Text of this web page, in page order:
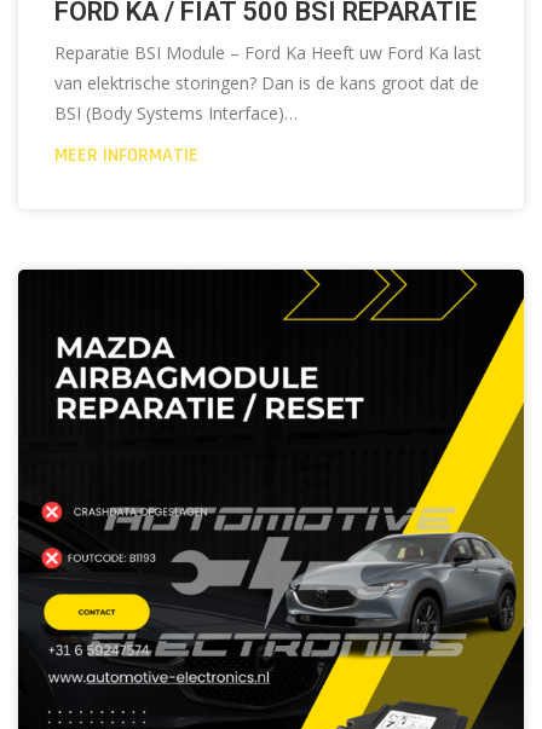
FORD KA / FIAT 500 BSI REPARATIE
Reparatie BSI Module – Ford Ka Heeft uw Ford Ka last
van elektrische storingen? Dan is de kans groot dat de
BSI (Body Systems Interface)…
MEER INFORMATIE